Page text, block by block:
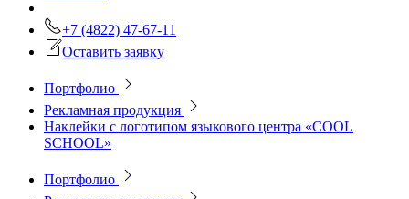
+7 (4822) 47-67-11
Оставить заявку
Портфолио
Рекламная продукция
Наклейки с логотипом языкового центра «COOL
SCHOOL»
Портфолио